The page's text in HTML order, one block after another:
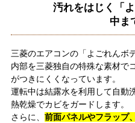
汚れをはじく「
中ま
三菱のエアコンの「よごれんボ
内部を三菱独自の特殊な素材で
がつきにくくなっています。
運転中は結露水を利用して自動
熱乾燥でカビをガードします。
さらに、 前面パネルやフラップ